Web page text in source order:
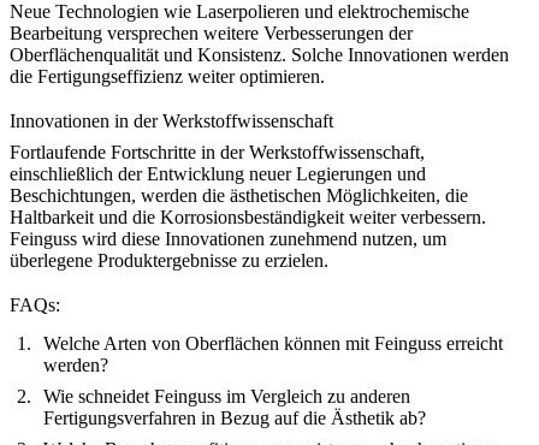
Neue Technologien wie Laserpolieren und elektrochemische
Bearbeitung versprechen weitere Verbesserungen der
Oberflächenqualität und Konsistenz. Solche Innovationen werden
die Fertigungseffizienz weiter optimieren.
Innovationen in der Werkstoffwissenschaft
Fortlaufende Fortschritte in der Werkstoffwissenschaft,
einschließlich der Entwicklung neuer Legierungen und
Beschichtungen, werden die ästhetischen Möglichkeiten, die
Haltbarkeit und die Korrosionsbeständigkeit weiter verbessern.
Feinguss wird diese Innovationen zunehmend nutzen, um
überlegene Produktergebnisse zu erzielen.
FAQs:
Welche Arten von Oberflächen können mit Feinguss erreicht
werden?
Wie schneidet Feinguss im Vergleich zu anderen
Fertigungsverfahren in Bezug auf die Ästhetik ab?